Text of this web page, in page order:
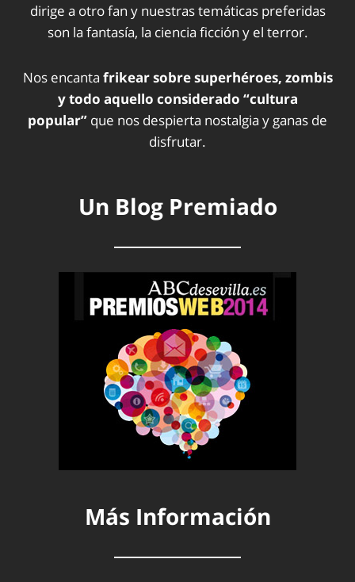
dirige a otro fan y nuestras temáticas preferidas
son la fantasía, la ciencia ficción y el terror.
Nos encanta frikear sobre superhéroes, zombis
y todo aquello considerado “cultura
popular” que nos despierta nostalgia y ganas de
disfrutar.
Un Blog Premiado
Más Información